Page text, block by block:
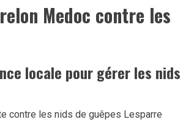
Medoc contre les
locale pour gérer les nids
contre les nids de guêpes Lesparre